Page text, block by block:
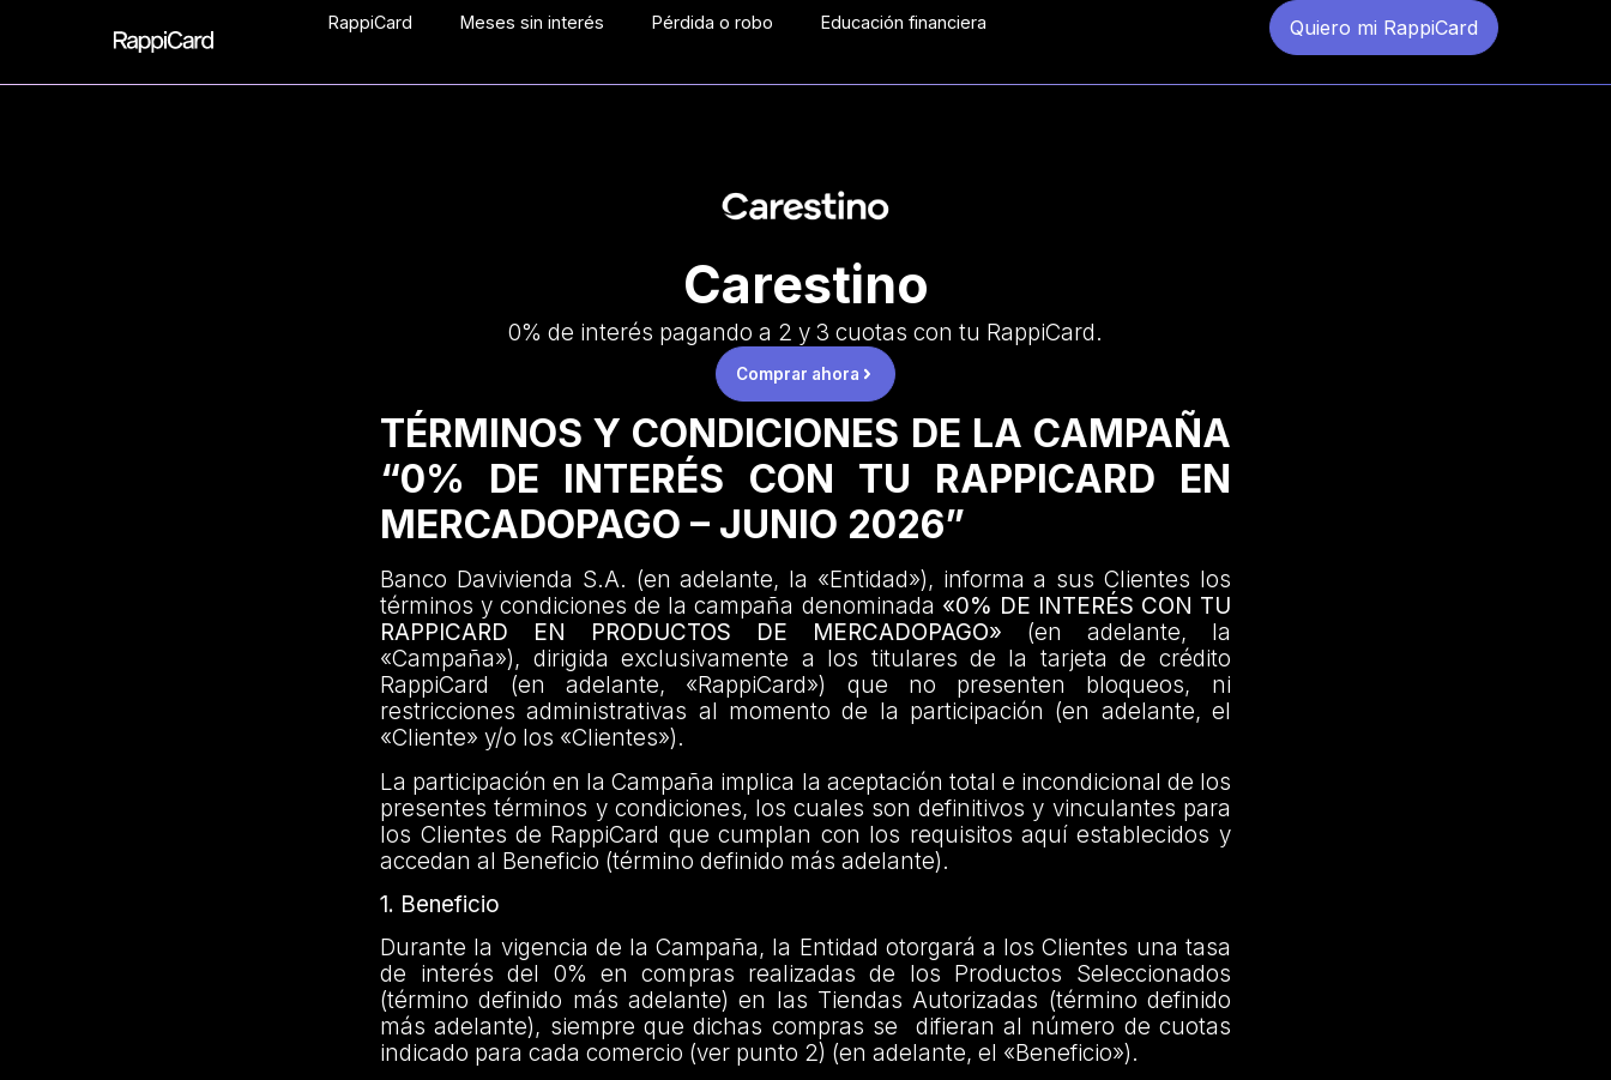
RappiCard Meses sin interés Pérdida o robo Educación financiera Quiero mi RappiCard
Carestino
0% de interés pagando a 2 y 3 cuotas con tu RappiCard.
Comprar ahora
TÉRMINOS Y CONDICIONES DE LA CAMPAÑA
“0% DE INTERÉS CON TU RAPPICARD EN
MERCADOPAGO – JUNIO 2026”
Banco Davivienda S.A. (en adelante, la «Entidad»), informa a sus Clientes los
términos y condiciones de la campaña denominada «0% DE INTERÉS CON TU
RAPPICARD EN PRODUCTOS DE MERCADOPAGO» (en adelante, la
«Campaña»), dirigida exclusivamente a los titulares de la tarjeta de crédito
RappiCard (en adelante, «RappiCard») que no presenten bloqueos, ni
restricciones administrativas al momento de la participación (en adelante, el
«Cliente» y/o los «Clientes»).
La participación en la Campaña implica la aceptación total e incondicional de los
presentes términos y condiciones, los cuales son definitivos y vinculantes para
los Clientes de RappiCard que cumplan con los requisitos aquí establecidos y
accedan al Beneficio (término definido más adelante).
1. Beneficio
Durante la vigencia de la Campaña, la Entidad otorgará a los Clientes una tasa
de interés del 0% en compras realizadas de los Productos Seleccionados
(término definido más adelante) en las Tiendas Autorizadas (término definido
más adelante), siempre que dichas compras se difieran al número de cuotas
indicado para cada comercio (ver punto 2) (en adelante, el «Beneficio»).